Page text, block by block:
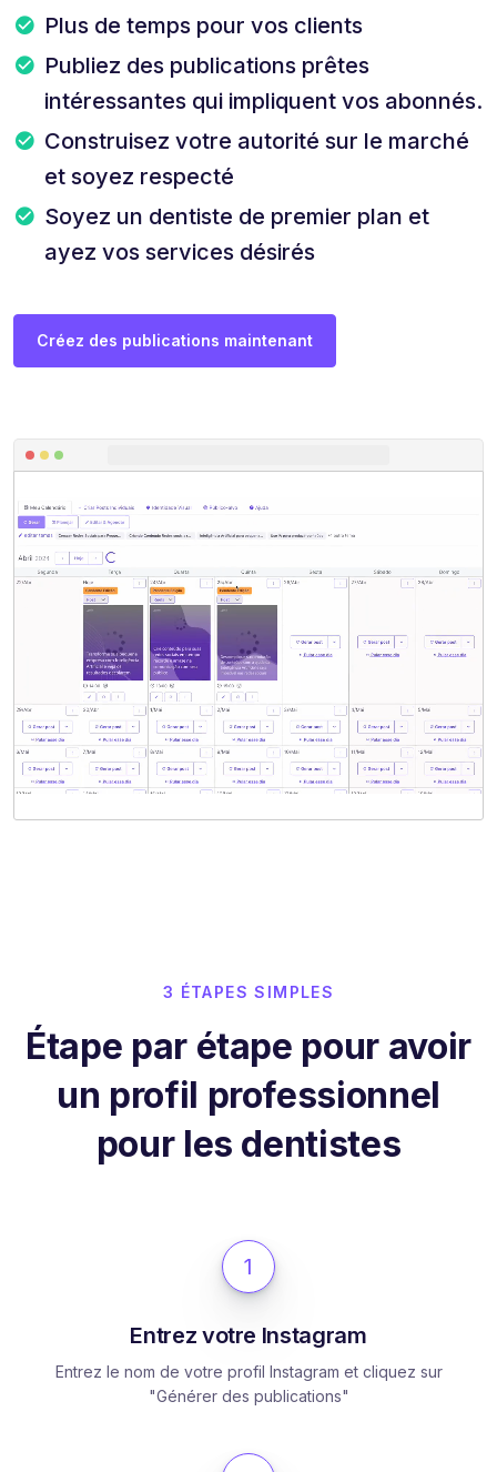
Plus de temps pour vos clients
Publiez des publications prêtes
intéressantes qui impliquent vos abonnés.
Construisez votre autorité sur le marché
et soyez respecté
Soyez un dentiste de premier plan et
ayez vos services désirés
Créez des publications maintenant
3 ÉTAPES SIMPLES
Étape par étape pour avoir
un profil professionnel
pour les dentistes
1
Entrez votre Instagram
Entrez le nom de votre profil Instagram et cliquez sur
"Générer des publications"